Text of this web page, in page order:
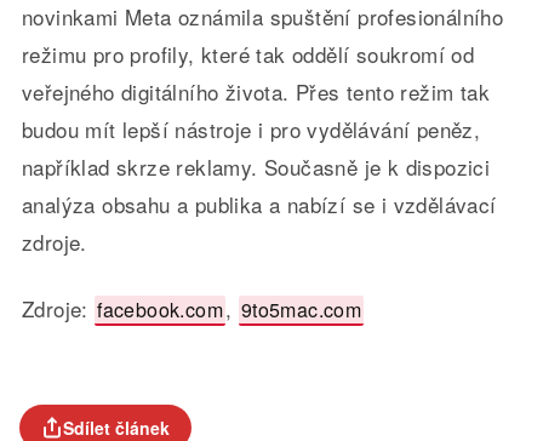
novinkami Meta oznámila spuštění profesionálního
režimu pro profily, které tak oddělí soukromí od
veřejného digitálního života. Přes tento režim tak
budou mít lepší nástroje i pro vydělávání peněz,
například skrze reklamy. Současně je k dispozici
analýza obsahu a publika a nabízí se i vzdělávací
zdroje.
Zdroje: facebook.com, 9to5mac.com
Sdílet článek